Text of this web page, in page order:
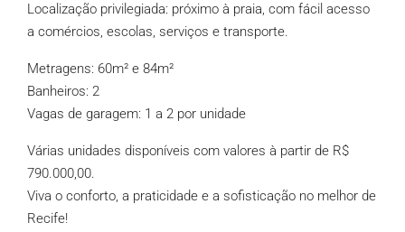
Localização privilegiada: próximo à praia, com fácil acesso
a comércios, escolas, serviços e transporte.
Metragens: 60m² e 84m²
Banheiros: 2
Vagas de garagem: 1 a 2 por unidade
Várias unidades disponíveis com valores à partir de R$
790.000,00.
Viva o conforto, a praticidade e a sofisticação no melhor de
Recife!